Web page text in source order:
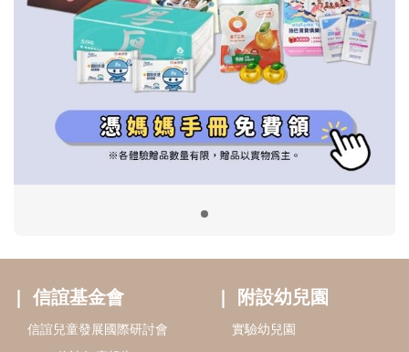
信誼基金會
2022信誼年度報告
2023信誼年度報告
2024信誼年度報告
好孕袋
分齡育兒電子報
附設幼兒園
小袋鼠幼師網